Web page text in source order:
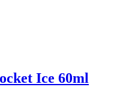
Ice 60ml